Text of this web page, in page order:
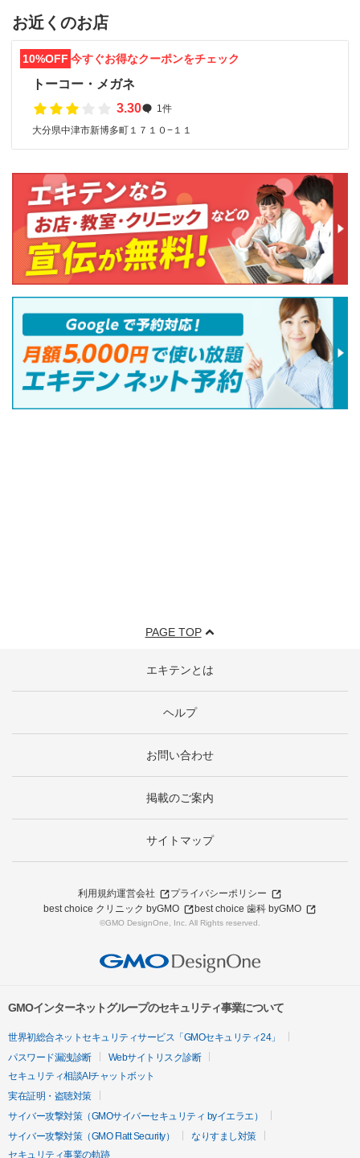
お近くのお店
10%OFF 今すぐお得なクーポンをチェック
トーコー・メガネ
3.30
1件
大分県中津市新博多町１７１０−１１
PAGE TOP
エキテンとは
ヘルプ
お問い合わせ
掲載のご案内
サイトマップ
利用規約運営会社
プライバシーポリシー
best choice クリニック byGMO
best choice 歯科 byGMO
©GMO DesignOne, Inc. All Rights reserved.
GMOインターネットグループのセキュリティ事業について
世界初総合ネットセキュリティサービス「GMOセキュリティ24」
パスワード漏洩診断
Webサイトリスク診断
セキュリティ相談AIチャットボット
実在証明・盗聴対策
サイバー攻撃対策（GMOサイバーセキュリティ byイエラエ）
サイバー攻撃対策（GMO Flatt Security）
なりすまし対策
セキュリティ事業の軌跡